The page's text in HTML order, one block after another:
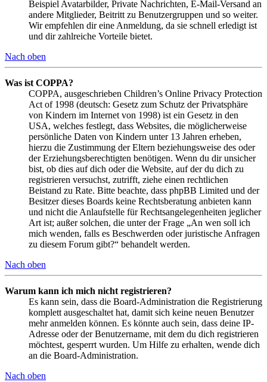
Beispiel Avatarbilder, Private Nachrichten, E-Mail-Versand an
andere Mitglieder, Beitritt zu Benutzergruppen und so weiter.
Wir empfehlen dir eine Anmeldung, da sie schnell erledigt ist
und dir zahlreiche Vorteile bietet.
Nach oben
Was ist COPPA?
COPPA, ausgeschrieben Children’s Online Privacy Protection
Act of 1998 (deutsch: Gesetz zum Schutz der Privatsphäre
von Kindern im Internet von 1998) ist ein Gesetz in den
USA, welches festlegt, dass Websites, die möglicherweise
persönliche Daten von Kindern unter 13 Jahren erheben,
hierzu die Zustimmung der Eltern beziehungsweise des oder
der Erziehungsberechtigten benötigen. Wenn du dir unsicher
bist, ob dies auf dich oder die Website, auf der du dich zu
registrieren versuchst, zutrifft, ziehe einen rechtlichen
Beistand zu Rate. Bitte beachte, dass phpBB Limited und der
Besitzer dieses Boards keine Rechtsberatung anbieten kann
und nicht die Anlaufstelle für Rechtsangelegenheiten jeglicher
Art ist; außer solchen, die unter der Frage „An wen soll ich
mich wenden, falls es Beschwerden oder juristische Anfragen
zu diesem Forum gibt?“ behandelt werden.
Nach oben
Warum kann ich mich nicht registrieren?
Es kann sein, dass die Board-Administration die Registrierung
komplett ausgeschaltet hat, damit sich keine neuen Benutzer
mehr anmelden können. Es könnte auch sein, dass deine IP-
Adresse oder der Benutzername, mit dem du dich registrieren
möchtest, gesperrt wurden. Um Hilfe zu erhalten, wende dich
an die Board-Administration.
Nach oben